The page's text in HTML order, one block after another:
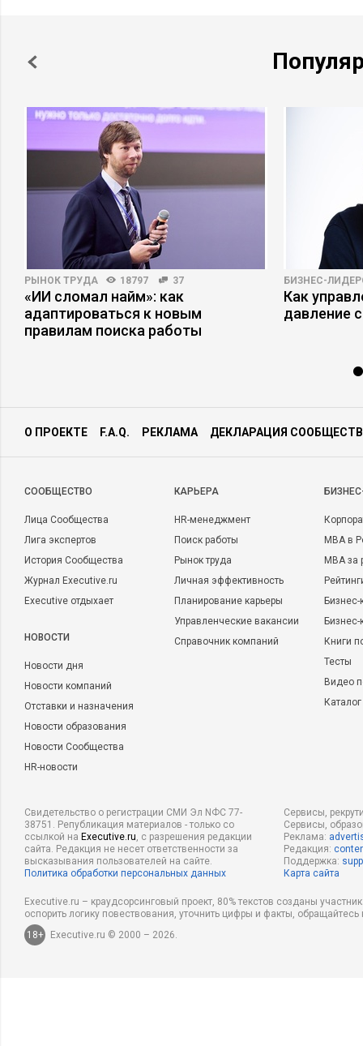
РЫНОК ТРУДА 18797 37
«ИИ сломал найм»: как
адаптироваться к новым
правилам поиска работы
БИЗНЕС-
Как
давление
О ПРОЕКТЕ F.A.Q. РЕКЛАМА ДЕКЛАРАЦИЯ
CООБЩЕСТВО
Лица Сообщества
Лига экспертов
История Сообщества
Журнал Executive.ru
Executive отдыхает
НОВОСТИ
Новости дня
Новости компаний
Отставки и назначения
Новости образования
Новости Сообщества
HR-новости
КАРЬЕРА
HR-менеджмент
Поиск работы
Рынок труда
Личная эффективность
Планирование карьеры
Управленческие вакансии
Справочник компаний
MBA в
MBA
Бизнес-
Книги
Тесты
Видео
Свидетельство о регистрации СМИ Эл NФС 77-
38751. Републикация материалов - только со
ссылкой на Executive.ru, с разрешения редакции
сайта. Редакция не несет ответственности за
высказывания пользователей на сайте.
Политика обработки персональных данных
Сервисы,
Сервисы,
Реклама:
Редакция:
Поддержка:
Карта сайта
Executive.ru – краудсорсинговый проект, 80% текстов созданы
оспорить логику повествования, уточнить цифры и факты,
18+
Executive.ru © 2000 – 2026.